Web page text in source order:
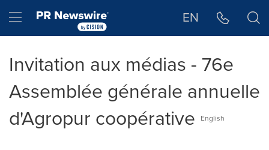
Hamburger menu EN
Invitation aux médias - 76e
Assemblée générale annuelle
d'Agropur coopérative
English